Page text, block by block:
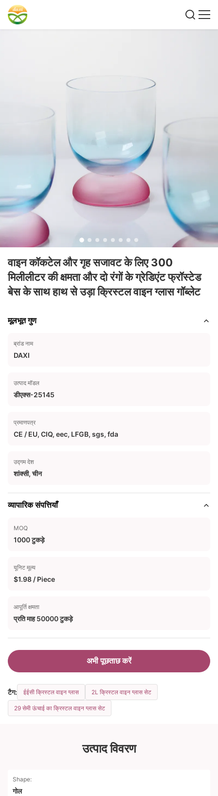
वाइन कॉकटेल और गृह सजावट के लिए 300
मिलीलीटर की क्षमता और दो रंगों के ग्रेडिएंट फ्रॉस्टेड
बेस के साथ हाथ से उड़ा क्रिस्टल वाइन ग्लास गॉब्लेट
मूलभूत गुण
ब्रांड नाम
DAXI
उत्पाद मॉडल
डीएक्स-25145
प्रमाणपत्र
CE / EU, CIQ, eec, LFGB, sgs, fda
उद्गम देश
शांक्सी, चीन
व्यापारिक संपत्तियाँ
MOQ
1000 टुकड़े
यूनिट मूल्य
$1.98 / Piece
आपूर्ति क्षमता
प्रति माह 50000 टुकड़े
अभी पूछताछ करें
टैग: ईईसी क्रिस्टल वाइन ग्लास 2L क्रिस्टल वाइन ग्लास सेट
29 सेमी ऊंचाई का क्रिस्टल वाइन ग्लास सेट
उत्पाद विवरण
Shape:
गोल